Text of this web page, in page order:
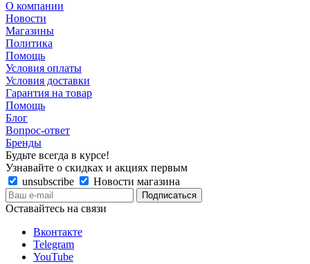
О компании
Новости
Магазины
Политика
Помощь
Условия оплаты
Условия доставки
Гарантия на товар
Помощь
Блог
Вопрос-ответ
Бренды
Будьте всегда в курсе!
Узнавайте о скидках и акциях первым
unsubscribe
Новости магазина
Оставайтесь на связи
Вконтакте
Telegram
YouTube